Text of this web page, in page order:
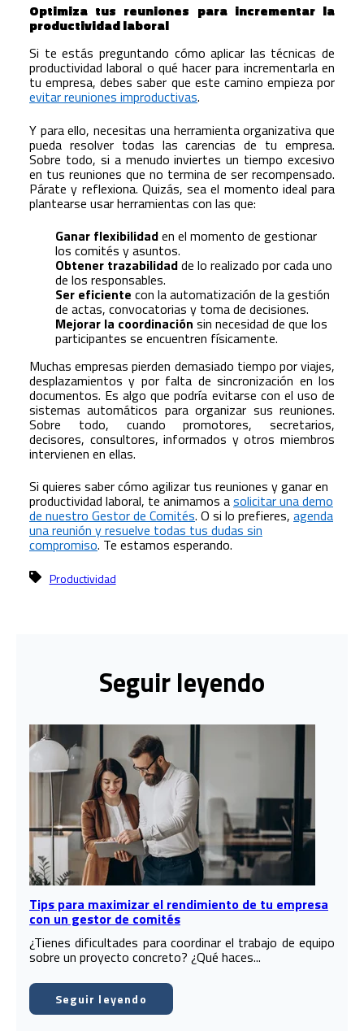
Optimiza tus reuniones para incrementar la
productividad laboral
Si te estás preguntando cómo aplicar las técnicas de
productividad laboral o qué hacer para incrementarla en
tu empresa, debes saber que este camino empieza por
evitar reuniones improductivas.
Y para ello, necesitas una herramienta organizativa que
pueda resolver todas las carencias de tu empresa.
Sobre todo, si a menudo inviertes un tiempo excesivo
en tus reuniones que no termina de ser recompensado.
Párate y reflexiona. Quizás, sea el momento ideal para
plantearse usar herramientas con las que:
Ganar flexibilidaden el momento de gestionar
los comités y asuntos.
Obtener trazabilidadde lo realizado por cada uno
de los responsables.
Ser eficiente con la automatización de la gestión
de actas, convocatorias y toma de decisiones.
Mejorar la coordinación sin necesidad de que los
participantes se encuentren físicamente.
Muchas empresas pierden demasiado tiempo por viajes,
desplazamientos y por falta de sincronización en los
documentos. Es algo que podría evitarse con el uso de
sistemas automáticos para organizar sus reuniones.
Sobre todo, cuando promotores, secretarios,
decisores, consultores, informados y otros miembros
intervienen en ellas.
Si quieres saber cómo agilizar tus reuniones y ganar en
productividad laboral, te animamos asolicitar una demo
de nuestro Gestor de Comités. O si lo prefieres, agenda
una reunión y resuelve todas tus dudas sin
compromiso. Te estamos esperando.
Productividad
Seguir leyendo
Tips para maximizar el rendimiento de tu empresa
con un gestor de comités
¿Tienes dificultades para coordinar el trabajo de equipo
sobre un proyecto concreto? ¿Qué haces...
Seguir leyendo